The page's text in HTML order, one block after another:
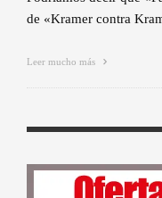
de «Kramer contra
Leer mucho más